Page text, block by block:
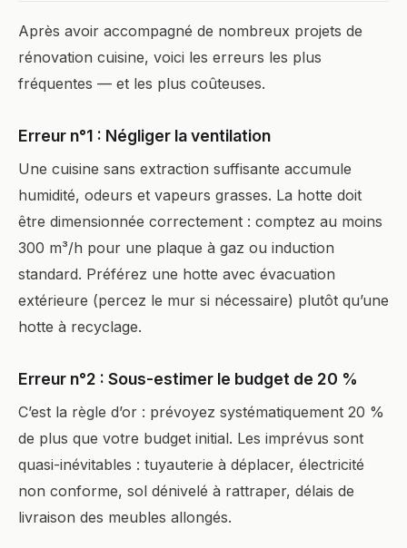
Après avoir accompagné de nombreux projets de
rénovation cuisine, voici les erreurs les plus
fréquentes — et les plus coûteuses.
Erreur n°1 : Négliger la ventilation
Une cuisine sans extraction suffisante accumule
humidité, odeurs et vapeurs grasses. La hotte doit
être dimensionnée correctement : comptez au moins
300 m³/h pour une plaque à gaz ou induction
standard. Préférez une hotte avec évacuation
extérieure (percez le mur si nécessaire) plutôt qu’une
hotte à recyclage.
Erreur n°2 : Sous-estimer le budget de 20 %
C’est la règle d’or : prévoyez systématiquement 20 %
de plus que votre budget initial. Les imprévus sont
quasi-inévitables : tuyauterie à déplacer, électricité
non conforme, sol dénivelé à rattraper, délais de
livraison des meubles allongés.